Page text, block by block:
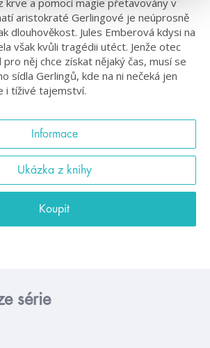
krve a pomocí magie přetavovány v
aristokraté Gerlingové je neúprosně
dlouhověkost. Jules Emberová kdysi na
však kvůli tragédii utéct. Jenže otec
něj chce získat nějaký čas, musí se
sídla Gerlingů, kde na ni nečeká jen
i tíživé tajemství.
Informace
Ukázka z knihy
Koupit
série